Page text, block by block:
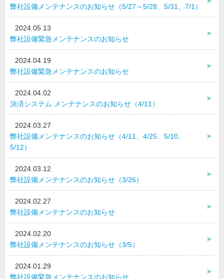
弊社設備メンテナンスのお知らせ（5/27～5/28、5/31、7/1）
2024.05.13
弊社設備緊急メンテナンスのお知らせ
2024.04.19
弊社設備緊急メンテナンスのお知らせ
2024.04.02
決済システム メンテナンスのお知らせ（4/11）
2024.03.27
弊社設備メンテナンスのお知らせ（4/11、4/25、5/10、
5/12）
2024.03.12
弊社設備メンテナンスのお知らせ（3/26）
2024.02.27
弊社設備メンテナンスのお知らせ
2024.02.20
弊社設備メンテナンスのお知らせ（3/5）
2024.01.29
弊社設備緊急メンテナンスのお知らせ